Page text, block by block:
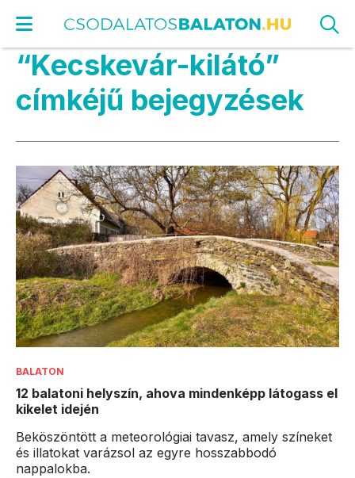
“Kecskevár-kilátó”
címkéjű bejegyzések
BALATON
12 balatoni helyszín, ahova mindenképp látogass el
kikelet idején
Beköszöntött a meteorológiai tavasz, amely színeket
és illatokat varázsol az egyre hosszabbodó
nappalokba.